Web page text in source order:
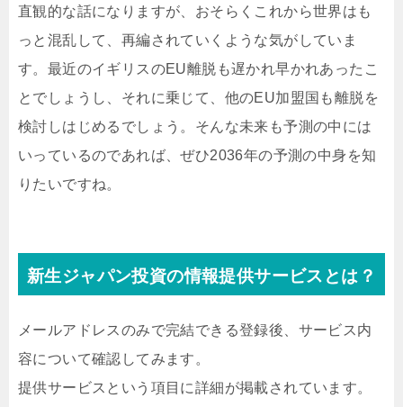
直観的な話になりますが、おそらくこれから世界はも
っと混乱して、再編されていくような気がしていま
す。最近のイギリスのEU離脱も遅かれ早かれあったこ
とでしょうし、それに乗じて、他のEU加盟国も離脱を
検討しはじめるでしょう。そんな未来も予測の中には
いっているのであれば、ぜひ2036年の予測の中身を知
りたいですね。
新生ジャパン投資の情報提供サービスとは？
メールアドレスのみで完結できる登録後、サービス内
容について確認してみます。
提供サービスという項目に詳細が掲載されています。